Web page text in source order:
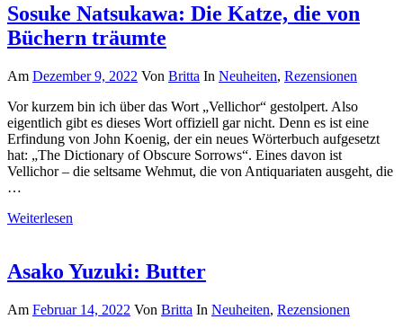
Sosuke Natsukawa: Die Katze, die von
Büchern träumte
Am Dezember 9, 2022 Von Britta In Neuheiten, Rezensionen
Vor kurzem bin ich über das Wort „Vellichor“ gestolpert. Also
eigentlich gibt es dieses Wort offiziell gar nicht. Denn es ist eine
Erfindung von John Koenig, der ein neues Wörterbuch aufgesetzt
hat: „The Dictionary of Obscure Sorrows“. Eines davon ist
Vellichor – die seltsame Wehmut, die von Antiquariaten ausgeht, die
…
Weiterlesen
Asako Yuzuki: Butter
Am Februar 14, 2022 Von Britta In Neuheiten, Rezensionen